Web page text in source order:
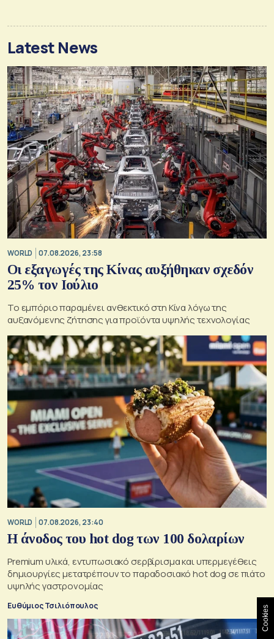
Latest News
WORLD 07.08.2026, 23:58
Οι εξαγωγές της Κίνας αυξήθηκαν σχεδόν
25% τον Ιούλιο
Το εμπόριο παραμένει ανθεκτικό στη Κίνα λόγω της
αυξανόμενης ζήτησης για προϊόντα υψηλής τεχνολογίας
WORLD 07.08.2026, 23:40
Η άνοδος του hot dog των 100 δολαρίων
Premium υλικά, εντυπωσιακό σερβίρισμα και υπερμεγέθεις
δημιουργίες μετατρέπουν το παραδοσιακό hot dog σε πιάτο
υψηλής γαστρονομίας
Ευθύμιος Τσιλιόπουλος Cookies